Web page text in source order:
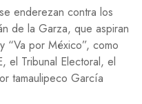
enderezan contra los
de la Garza, que aspiran
“Va por México”, como
el Tribunal Electoral, el
tamaulipeco García